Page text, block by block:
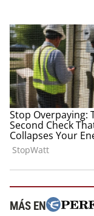
MÁS EN